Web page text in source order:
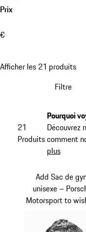
Prix
€
Afficher les 21 produits
Filtre
21
Produits
Pourquoi
Découvrez
comment
plus
Add Sac de
unisexe –
Motorsport to